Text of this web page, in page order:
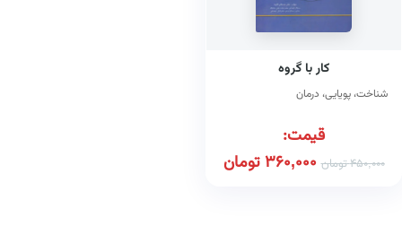
کار با گروه
شناخت، پویایی، درمان
قیمت:
450,000تومان 360,000تومان